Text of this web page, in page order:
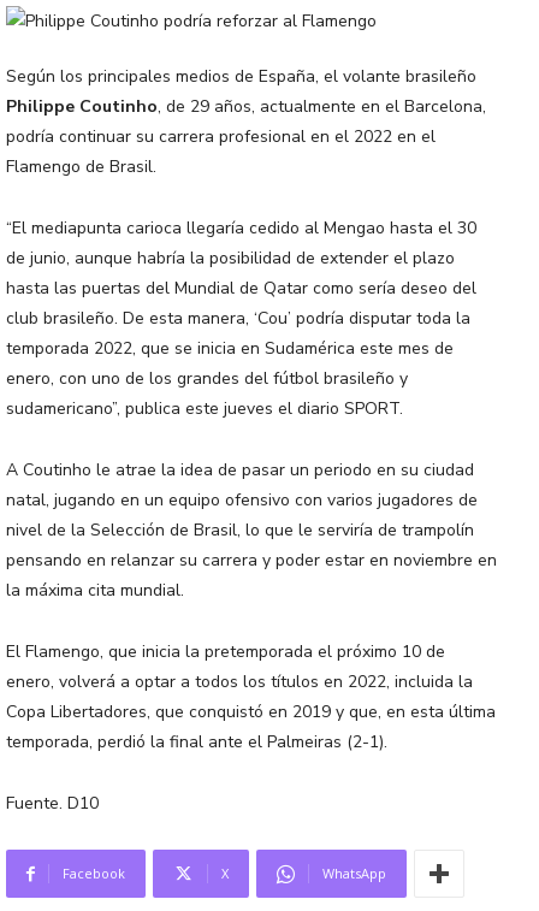
Según los principales medios de España, el volante brasileño
Philippe Coutinho, de 29 años, actualmente en el Barcelona,
podría continuar su carrera profesional en el 2022 en el
Flamengo de Brasil.
“El mediapunta carioca llegaría cedido al Mengao hasta el 30
de junio, aunque habría la posibilidad de extender el plazo
hasta las puertas del Mundial de Qatar como sería deseo del
club brasileño. De esta manera, ‘Cou’ podría disputar toda la
temporada 2022, que se inicia en Sudamérica este mes de
enero, con uno de los grandes del fútbol brasileño y
sudamericano”, publica este jueves el diario SPORT.
A Coutinho le atrae la idea de pasar un periodo en su ciudad
natal, jugando en un equipo ofensivo con varios jugadores de
nivel de la Selección de Brasil, lo que le serviría de trampolín
pensando en relanzar su carrera y poder estar en noviembre en
la máxima cita mundial.
El Flamengo, que inicia la pretemporada el próximo 10 de
enero, volverá a optar a todos los títulos en 2022, incluida la
Copa Libertadores, que conquistó en 2019 y que, en esta última
temporada, perdió la final ante el Palmeiras (2-1).
Fuente. D10
Facebook X WhatsApp